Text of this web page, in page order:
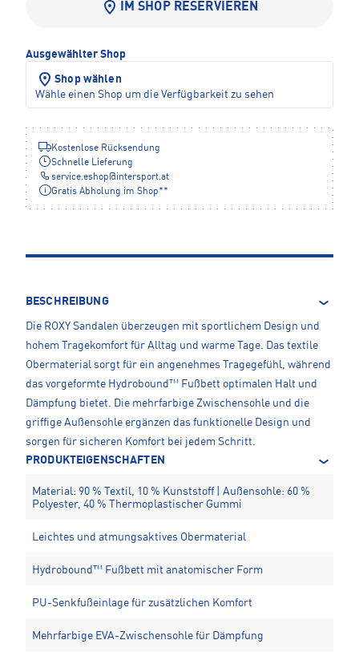
IM SHOP RESERVIEREN
Ausgewählter Shop
Shop wählen
Wähle einen Shop um die Verfügbarkeit zu sehen
Kostenlose Rücksendung
Schnelle Lieferung
service.eshop@ intersport.at
Gratis Abholung im Shop**
BESCHREIBUNG
Die ROXY Sandalen überzeugen mit sportlichem Design und
hohem Tragekomfort für Alltag und warme Tage. Das textile
Obermaterial sorgt für ein angenehmes Tragegefühl, während
das vorgeformte Hydrobound™ Fußbett optimalen Halt und
Dämpfung bietet. Die mehrfarbige Zwischensohle und die
griffige Außensohle ergänzen das funktionelle Design und
sorgen für sicheren Komfort bei jedem Schritt.
PRODUKTEIGENSCHAFTEN
Material: 90 % Textil, 10 % Kunststoff | Außensohle: 60 %
Polyester, 40 % Thermoplastischer Gummi
Leichtes und atmungsaktives Obermaterial
Hydrobound™ Fußbett mit anatomischer Form
PU-Senkfußeinlage für zusätzlichen Komfort
Mehrfarbige EVA-Zwischensohle für Dämpfung